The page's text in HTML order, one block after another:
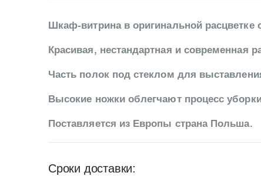
Шкаф-витрина в оригинальной расцветке
Красивая, нестандартная и современная
Часть полок под стеклом для
Высокие ножки облегчают процесс
Поставляется из Европы страна Польша.
Сроки доставки: